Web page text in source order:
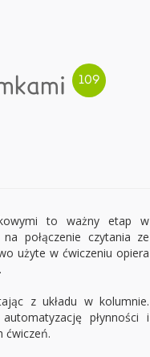
to ważny etap w
połączenie czytania ze
użyte w ćwiczeniu opiera
z układu w kolumnie.
płynności i
ćwiczeń.